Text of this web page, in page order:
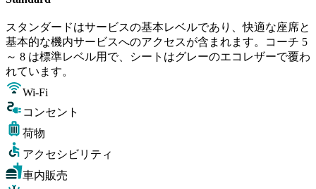
スタンダードはサービスの基本レベルであり、快適な座席と
基本的な機内サービスへのアクセスが含まれます。コーチ 5
～ 8 は標準レベル用で、シートはグレーのエコレザーで覆わ
れています。
Wi-Fi
コンセント
荷物
アクセシビリティ
車内販売